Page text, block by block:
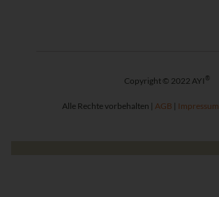
Copyright © 2022 AYI ®
Alle Rechte vorbehalten | AGB | Impressum